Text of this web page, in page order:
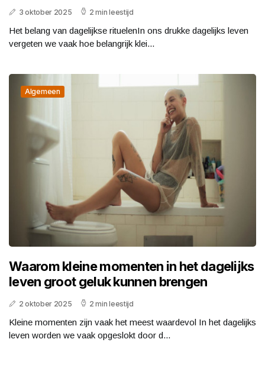
3 oktober 2025 2 min leestijd
Het belang van dagelijkse rituelenIn ons drukke dagelijks leven
vergeten we vaak hoe belangrijk klei...
Algemeen
Waarom kleine momenten in het dagelijks
leven groot geluk kunnen brengen
2 oktober 2025 2 min leestijd
Kleine momenten zijn vaak het meest waardevol In het dagelijks
leven worden we vaak opgeslokt door d...